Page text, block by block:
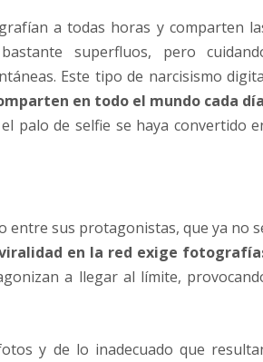
a todas horas y comparten
superfluos, pero
Este tipo de narcisismo
en todo el mundo cada
palo de selfie se haya convertido
entre sus protagonistas, que ya no
en la red exige
a llegar al límite,
y de lo inadecuado que